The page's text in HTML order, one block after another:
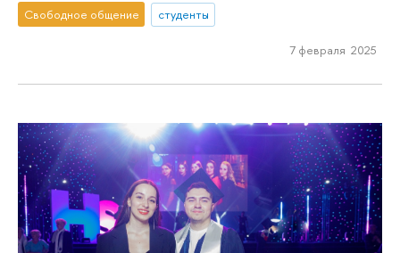
Свободное общение студенты
7 февраля 2025